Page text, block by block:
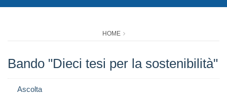
HOME
Bando "Dieci tesi per la sostenibilità"
Ascolta